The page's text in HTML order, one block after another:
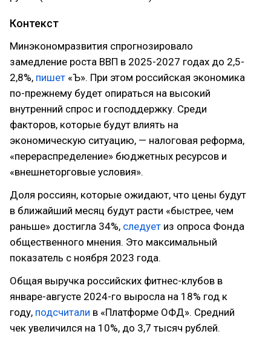
Контекст
Минэкономразвития спрогнозировало
замедление роста ВВП в 2025-2027 годах до 2,5-
2,8%, пишет «Ъ». При этом российская экономика
по-прежнему будет опираться на высокий
внутренний спрос и господдержку. Среди
факторов, которые будут влиять на
экономическую ситуацию, — налоговая реформа,
«перераспределение» бюджетных ресурсов и
«внешнеторговые условия».
Доля россиян, которые ожидают, что цены будут
в ближайший месяц будут расти «быстрее, чем
раньше» достигла 34%, следует из опроса Фонда
общественного мнения. Это максимальный
показатель с ноября 2023 года.
Общая выручка российских фитнес-клубов в
январе-августе 2024-го выросла на 18% год к
году, подсчитали в «Платформе ОФД». Средний
чек увеличился на 10%, до 3,7 тысяч рублей.